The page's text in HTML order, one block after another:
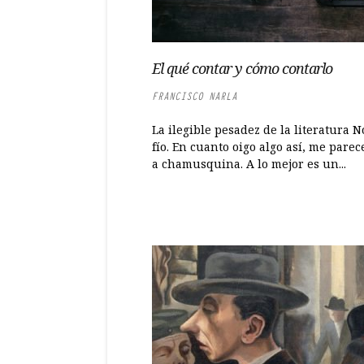
El qué contar y cómo contarlo
FRANCISCO NARLA
La ilegible pesadez de la literatura
fío. En cuanto oigo algo así, me
a chamusquina. A lo mejor es un...